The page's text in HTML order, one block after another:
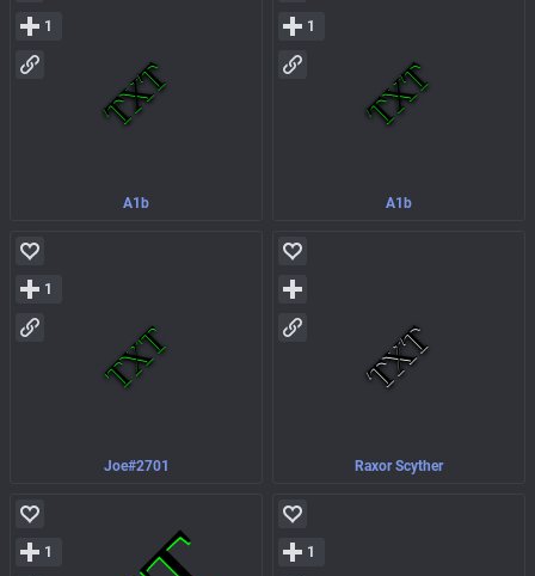
A1b
1
A1b
1
Joe#2701
1
Raxor Scyther
1 1